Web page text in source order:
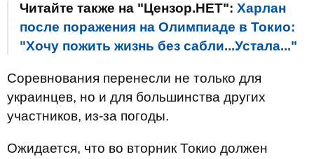
Читайте также на "Цензор.НЕТ": Харлан
после поражения на Олимпиаде в Токио:
"Хочу пожить жизнь без сабли...Устала..."
Соревнования перенесли не только для
украинцев, но и для большинства других
участников, из-за погоды.
Ожидается, что во вторник Токио должен